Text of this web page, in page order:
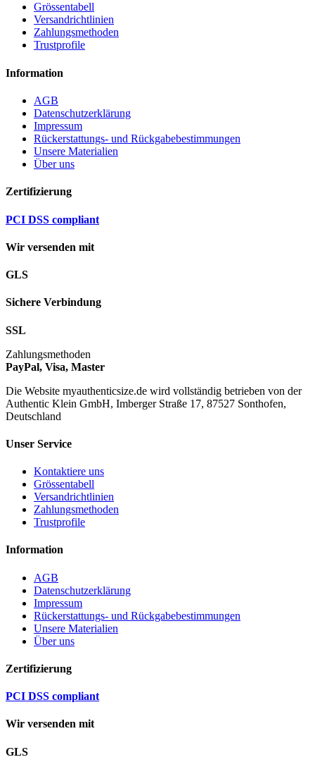
Grössentabell
Versandrichtlinien
Zahlungsmethoden
Trustprofile
Information
AGB
Datenschutzerklärung
Impressum
Rückerstattungs- und Rückgabebestimmungen
Unsere Materialien
Über uns
Zertifizierung
PCI DSS compliant
Wir versenden mit
GLS
Sichere Verbindung
SSL
Zahlungsmethoden
PayPal, Visa, Master
Die Website myauthenticsize.de wird vollständig betrieben von der
Authentic Klein GmbH, Imberger Straße 17, 87527 Sonthofen,
Deutschland
Unser Service
Kontaktiere uns
Grössentabell
Versandrichtlinien
Zahlungsmethoden
Trustprofile
Information
AGB
Datenschutzerklärung
Impressum
Rückerstattungs- und Rückgabebestimmungen
Unsere Materialien
Über uns
Zertifizierung
PCI DSS compliant
Wir versenden mit
GLS